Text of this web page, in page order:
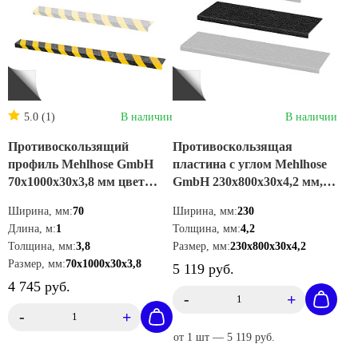
5.0 (1) В наличии
Противоскользящий
профиль Mehlhose GmbH
70х1000х30х3,8 мм цвет
GTMW0701000
Ширина, мм:70
Длина, м:1
Толщина, мм:3,8
Размер, мм:70х1000х30х3,8
4 745 руб.
- +
В наличии
Противоскользящая
пластина с углом Mehlhose
GmbH 230х800х30х4,2 мм,
Ширина, мм:230
Толщина, мм:4,2
Размер, мм:230х800х30х4,2
5 119 руб.
- +
от 1 шт — 5 119 руб.